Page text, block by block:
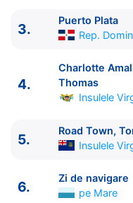
ITINERARIU
Ziua | Portul | Sosire
Miami, Florida SUA
2.
Zi de navigare pe
3.
Puerto Plata
Rep.
4.
Charlotte
Thomas
Insulele
5.
Road Town,
Insulele
6.
Zi de navigare
pe Mare